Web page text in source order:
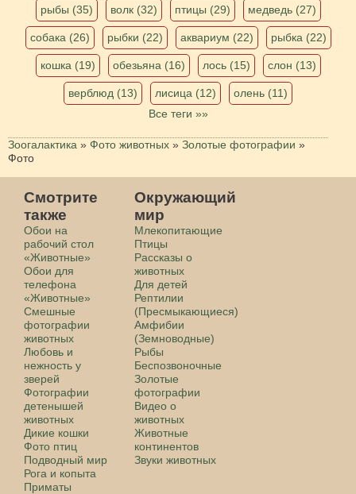
рыбы (35) волк (32) птицы (29) медведь (27)
собака (26) рыбки (22) аквариум (22) рыбка (22)
кошка (19) обезьяна (16) лось (15) слон (13)
верблюд (13) лисица (12)
олень (11)
Все теги »»
Зоогалактика » Фото животных » Золотые фотографии »
Фото
Смотрите
также
Обои на
рабочий стол
«Животные»
Обои для
телефона
«Животные»
Смешные
фотографии
животных
Любовь и
нежность у
зверей
Фотографии
детенышей
животных
Дикие кошки
Фото птиц
Подводный мир
Рога и копыта
Приматы
Окружающий
мир
Млекопитающие
Птицы
Рассказы о
животных
Для детей
Рептилии
(Пресмыкающиеся)
Амфибии
(Земноводные)
Рыбы
Беспозвоночные
Золотые
фотографии
Видео о
животных
Животные
континентов
Звуки животных